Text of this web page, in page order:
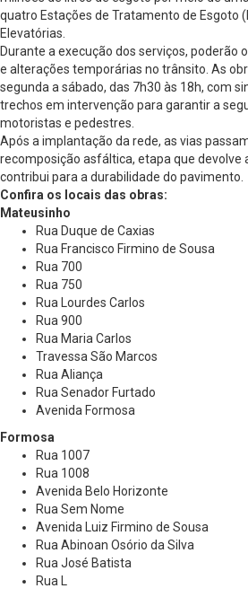
quatro Estações de Tratamento de Esgoto
Elevatórias.
Durante a execução dos serviços, poderão
e alterações temporárias no trânsito. As
segunda a sábado, das 7h30 às 18h, com
trechos em intervenção para garantir a
motoristas e pedestres.
Após a implantação da rede, as vias
recomposição asfáltica, etapa que devolve
contribui para a durabilidade do pavimento.
Confira os locais das obras:
Mateusinho
Rua Duque de Caxias
Rua Francisco Firmino de Sousa
Rua 700
Rua 750
Rua Lourdes Carlos
Rua 900
Rua Maria Carlos
Travessa São Marcos
Rua Aliança
Rua Senador Furtado
Avenida Formosa
Formosa
Rua 1007
Rua 1008
Avenida Belo Horizonte
Rua Sem Nome
Avenida Luiz Firmino de Sousa
Rua Abinoan Osório da Silva
Rua José Batista
Rua L